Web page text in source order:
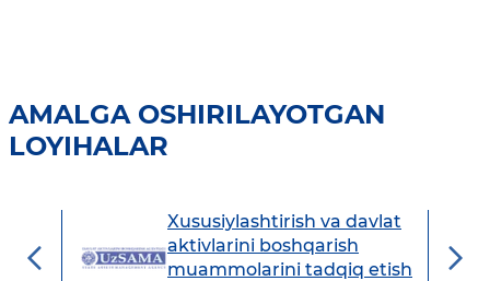
AMALGA OSHIRILAYOTGAN
LOYIHALAR
Xususiylashtirish va davlat
aktivlarini boshqarish
muammolarini tadqiq etish